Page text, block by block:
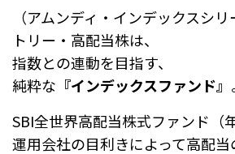
（アムンディ・インデックスシ
トリー・高配当株は、
指数との連動を目指す、
純粋な 『インデックスファンド』
SBI全世界高配当株式ファンド（
運用会社の目利きによって高配